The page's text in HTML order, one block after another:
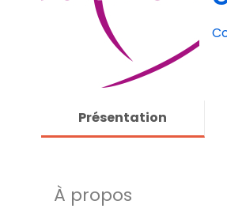
Présentation
À propos